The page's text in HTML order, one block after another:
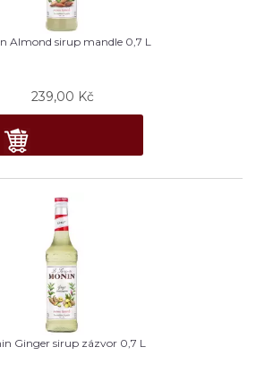
Almond sirup mandle 0,7 L
239,00 Kč
Ginger sirup zázvor 0,7 L